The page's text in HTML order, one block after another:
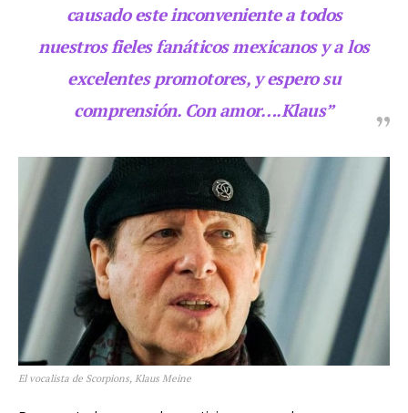
causado este inconveniente a todos
nuestros fieles fanáticos mexicanos y a los
excelentes promotores, y espero su
comprensión. Con amor….Klaus”
El vocalista de Scorpions, Klaus Meine